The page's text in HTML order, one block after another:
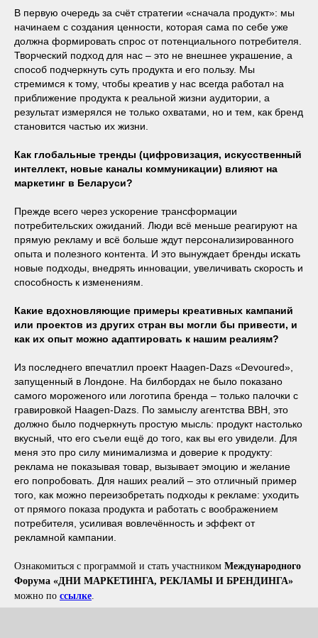
В первую очередь за счёт стратегии «сначала продукт»: мы
начинаем с создания ценности, которая сама по себе уже
должна формировать спрос от потенциального потребителя.
Творческий подход для нас – это не внешнее украшение, а
способ подчеркнуть суть продукта и его пользу. Мы
стремимся к тому, чтобы креатив у нас всегда работал на
приближение продукта к реальной жизни аудитории, а
результат измерялся не только охватами, но и тем, как бренд
становится частью их жизни.
Как глобальные тренды (цифровизация, искусственный
интеллект, новые каналы коммуникации) влияют на
маркетинг в Беларуси?
Прежде всего через ускорение трансформации
потребительских ожиданий. Люди всё меньше реагируют на
прямую рекламу и всё больше ждут персонализированного
опыта и полезного контента. И это вынуждает бренды искать
новые подходы, внедрять инновации, увеличивать скорость и
способность к изменениям.
Какие вдохновляющие примеры креативных кампаний
или проектов из других стран вы могли бы привести, и
как их опыт можно адаптировать к нашим реалиям?
Из последнего впечатлил проект Haagen-Dazs «Devoured»,
запущенный в Лондоне. На билбордах не было показано
самого мороженого или логотипа бренда – только палочки с
гравировкой Haagen-Dazs. По замыслу агентства BBH, это
должно было подчеркнуть простую мысль: продукт настолько
вкусный, что его съели ещё до того, как вы его увидели. Для
меня это про силу минимализма и доверие к продукту:
реклама не показывая товар, вызывает эмоцию и желание
его попробовать. Для наших реалий – это отличный пример
того, как можно переизобретать подходы к рекламе: уходить
от прямого показа продукта и работать с воображением
потребителя, усиливая вовлечённость и эффект от
рекламной кампании.
Ознакомиться с программой и стать участником Международного
Форума «ДНИ МАРКЕТИНГА, РЕКЛАМЫ И БРЕНДИНГА»
можно по ссылке.